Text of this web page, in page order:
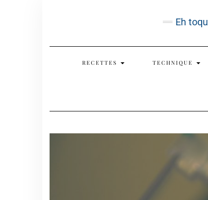
Eh
RECETTES TECHNIQUE